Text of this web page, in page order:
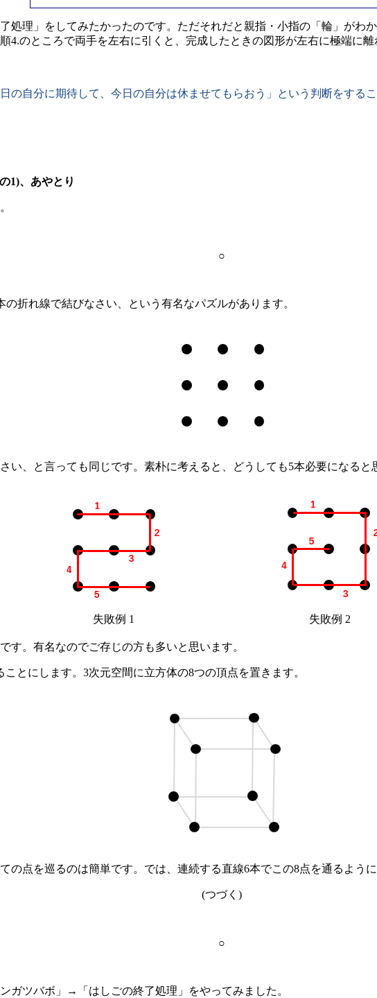
処理」をしてみたかったのです。ただそれだと親指・小指の「輪」がわ
4.のところで両手を左右に引くと、完成したときの図形が左右に極端に
の自分に期待して、今日の自分は休ませてもらおう」という判断をする
1)、あやとり
○
折れ線で結びなさい、という有名なパズルがあります。
い、と言っても同じです。素朴に考えると、どうしても5本必要になると
失敗例 1 失敗例 2
。有名なのでご存じの方も多いと思います。
とにします。3次元空間に立方体の8つの頂点を置きます。
の点を巡るのは簡単です。では、連続する直線6本でこの8点を通るよう
(つづく)
○
ガツバボ」→「はしごの終了処理」をやってみました。